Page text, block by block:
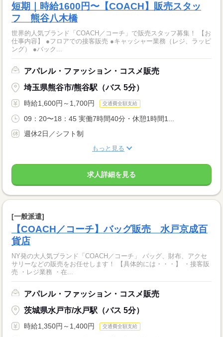
短期｜時給1600円〜【COACH】販売スタッ
フ 熊谷八木橋
世界的人気ブランド「COACH／コーチ」で販売スタッフ募集！ 【お
仕事内容】 ●フロアでの接客販売 ●キャッシャー業務（レジ、ラッピ
ング） ●バック...
アパレル・ファッション・コスメ販売
埼玉県熊谷市/熊谷駅（バス 5分）
時給1,600円～1,700円 交通費全額支給
09：20〜18：45 実働7時間40分・休憩1時間1...
週休2日／シフト制
もっと見る
求人詳細を見る
[一般派遣]
【COACH／コーチ】バッグ販売 水戸京成百
貨店
NY発の大人気ブランド「COACH／コーチ」 バッグ、財布、アクセ
サリーなどの販売をお任せします！ 【具体的には・・・】 ・接客販
売 ・レジ業務 ・在...
アパレル・ファッション・コスメ販売
茨城県水戸市/水戸駅（バス 5分）
時給1,350円～1,400円 交通費全額支給